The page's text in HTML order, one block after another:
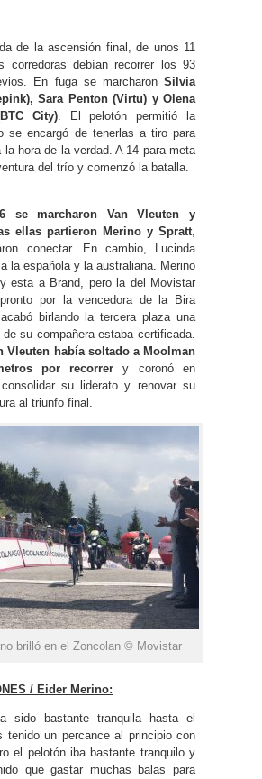
de la ascensión final, de unos 11
corredoras debían recorrer los 93
En fuga se marcharon Silvia
Sara Penton (Virtu) y Olena
City). El pelotón permitió la
se encargó de tenerlas a tiro para
la hora de la verdad. A 14 para meta
del trío y comenzó la batalla.
se marcharon Van Vleuten y
ellas partieron Merino y Spratt,
conectar. En cambio, Lucinda
la española y la australiana. Merino
esta a Brand, pero la del Movistar
por la vencedora de la Bira
birlando la tercera plaza una
su compañera estaba certificada.
Vleuten había soltado a Moolman
por recorrer y coronó en
su liderato y renovar su
al triunfo final.
brilló en el Zoncolan © Movistar
/ Eider Merino:
sido bastante tranquila hasta el
tenido un percance al principio con
el pelotón iba bastante tranquilo y
que gastar muchas balas para